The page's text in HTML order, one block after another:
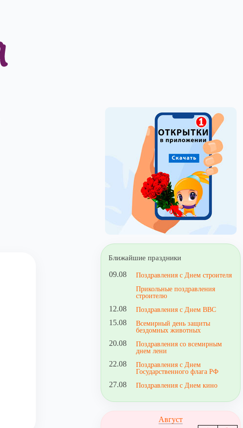
Ближайшие праздники
09.08
Поздравления с Днем строителя
Прикольные поздравления
строителю
12.08 Поздравления с Днем ВВС
15.08
Всемирный день защиты
бездомных животных
20.08
Поздравления со всемирным
днем лени
22.08
Поздравления с Днем
Государственного флага РФ
27.08 Поздравления с Днем кино
Август